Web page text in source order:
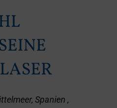
Spanien ,